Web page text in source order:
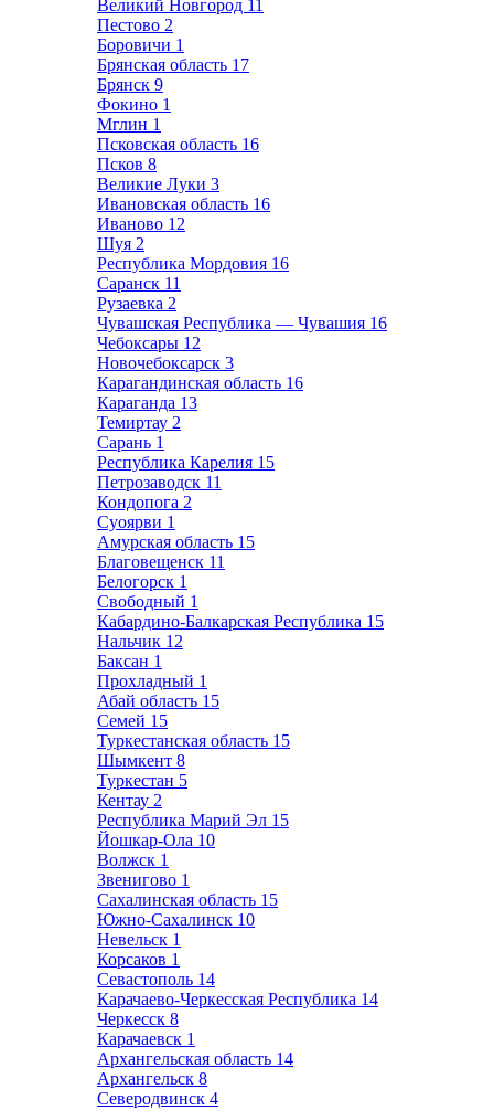
Великий Новгород 11
Пестово 2
Боровичи 1
Брянская область 17
Брянск 9
Фокино 1
Мглин 1
Псковская область 16
Псков 8
Великие Луки 3
Ивановская область 16
Иваново 12
Шуя 2
Республика Мордовия 16
Саранск 11
Рузаевка 2
Чувашская Республика — Чувашия 16
Чебоксары 12
Новочебоксарск 3
Карагандинская область 16
Караганда 13
Темиртау 2
Сарань 1
Республика Карелия 15
Петрозаводск 11
Кондопога 2
Суоярви 1
Амурская область 15
Благовещенск 11
Белогорск 1
Свободный 1
Кабардино-Балкарская Республика 15
Нальчик 12
Баксан 1
Прохладный 1
Абай область 15
Семей 15
Туркестанская область 15
Шымкент 8
Туркестан 5
Кентау 2
Республика Марий Эл 15
Йошкар-Ола 10
Волжск 1
Звенигово 1
Сахалинская область 15
Южно-Сахалинск 10
Невельск 1
Корсаков 1
Севастополь 14
Карачаево-Черкесская Республика 14
Черкесск 8
Карачаевск 1
Архангельская область 14
Архангельск 8
Северодвинск 4